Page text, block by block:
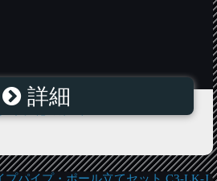
イプ花のみ1本 C4-5W-G
詳細